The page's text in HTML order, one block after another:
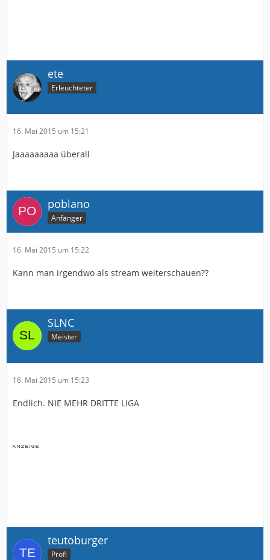
ete
Erleuchteter
16. Mai 2015 um 15:21
Jaaaaaaaaa überall
poblano
Anfänger
16. Mai 2015 um 15:22
Kann man irgendwo als stream weiterschauen??
SLNC
Meister
16. Mai 2015 um 15:23
Endlich. NIE MEHR DRITTE LIGA
teutoburger
Profi